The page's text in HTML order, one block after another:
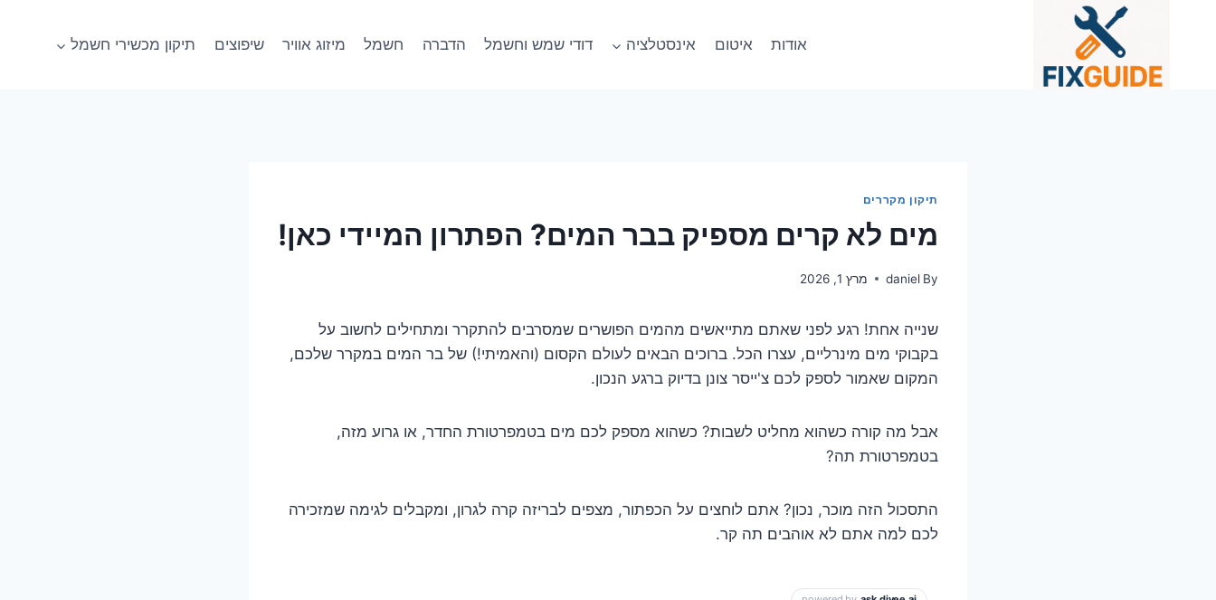
אודות איטום אינסטלציה דודי שמש וחשמל הדברה חשמל מיזוג אוויר שיפוצים תיקון מכשירי חשמל
תיקון מקררים
מים לא קרים מספיק בבר המים? הפתרון המיידי כאן!
By
daniel מרץ 1, 2026
שנייה אחת! רגע לפני שאתם מתייאשים מהמים הפושרים שמסרבים להתקרר ומתחילים לחשוב על
בקבוקי מים מינרליים, עצרו הכל. ברוכים הבאים לעולם הקסום (והאמיתי!) של בר המים במקרר שלכם,
המקום שאמור לספק לכם צ'ייסר צונן בדיוק ברגע הנכון.
אבל מה קורה כשהוא מחליט לשבות? כשהוא מספק לכם מים בטמפרטורת החדר, או גרוע מזה,
בטמפרטורת תה?
התסכול הזה מוכר, נכון? אתם לוחצים על הכפתור, מצפים לבריזה קרה לגרון, ומקבלים לגימה שמזכירה
לכם למה אתם לא אוהבים תה קר.